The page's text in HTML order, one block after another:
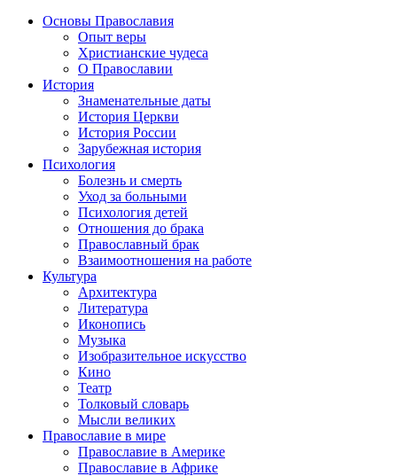
Основы Православия
Опыт веры
Христианские чудеса
О Православии
История
Знаменательные даты
История Церкви
История России
Зарубежная история
Психология
Болезнь и смерть
Уход за больными
Психология детей
Отношения до брака
Православный брак
Взаимоотношения на работе
Культура
Архитектура
Литература
Иконопись
Музыка
Изобразительное искусство
Кино
Театр
Толковый словарь
Мысли великих
Православие в мире
Православие в Америке
Православие в Африке